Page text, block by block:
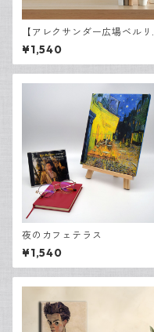
【アレクサンダー広場ベルリ
ン】 レオ・レッサー・ユリ
ィ キャンバスP3
¥1,540
夜のカフェテラス
¥1,540